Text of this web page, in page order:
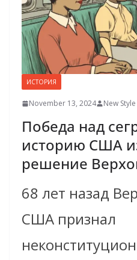
ИСТОРИЯ
November 13, 2024 New Style
Победа над
историю США
решение
68 лет назад
США признал